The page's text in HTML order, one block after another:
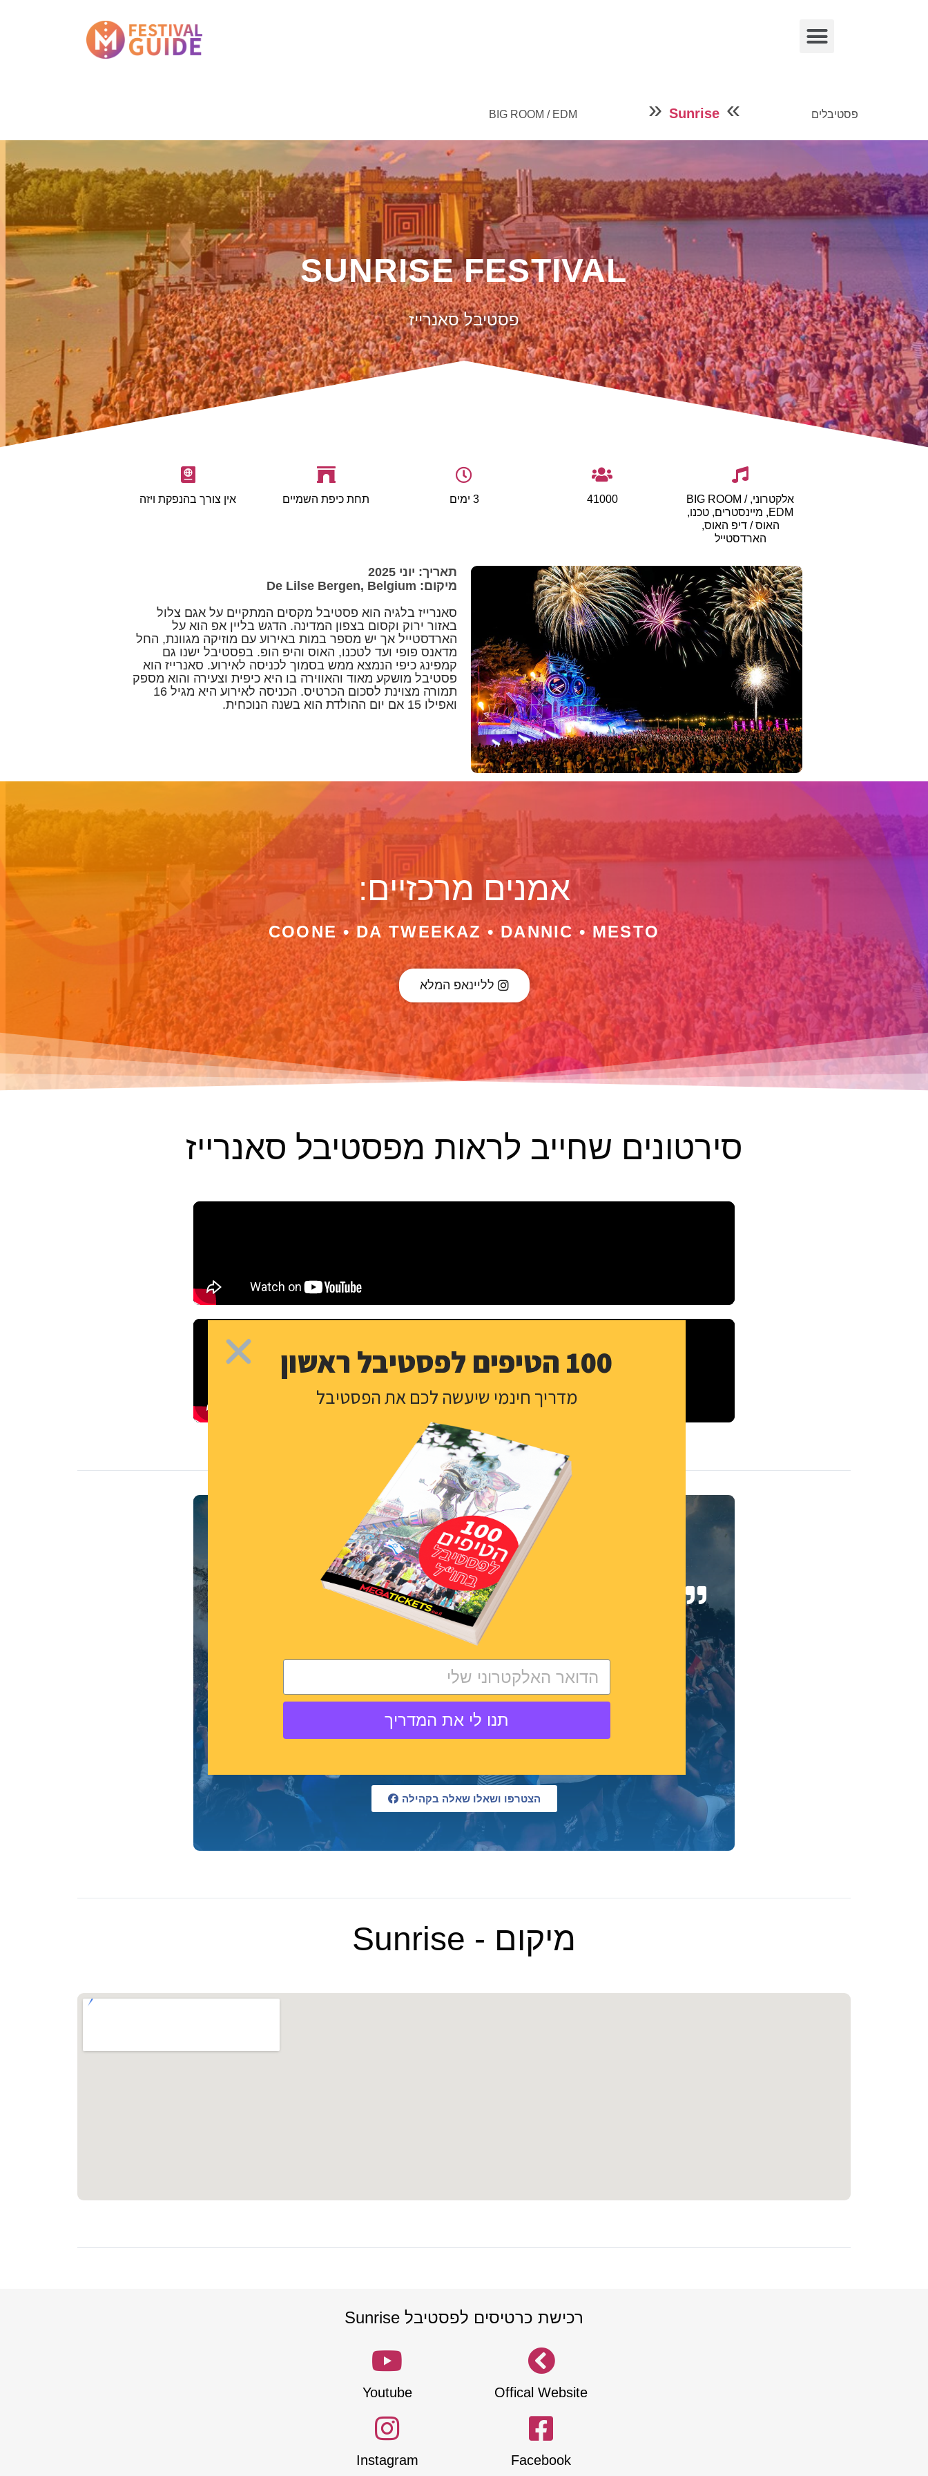
פסטיבלים »
BIG ROOM / EDM »Sunrise
SUNRISE FESTIVAL
פסטיבל סאנרייז
אלקטרוני, BIG ROOM /
EDM, מיינסטרים, טכנו,
האוס / דיפ האוס,
הארדסטייל
41000 3 ימים תחת כיפת השמיים אין צורך בהנפקת ויזה
תאריך: יוני 2025
מיקום: De Lilse Bergen, Belgium
סאנרייז בלגיה הוא פסטיבל מקסים המתקיים על אגם צלול
באזור ירוק וקסום בצפון המדינה. הדגש בליין אפ הוא על
הארדסטייל אך יש מספר במות באירוע עם מוזיקה מגוונת, החל
מדאנס פופי ועד לטכנו, האוס והיפ הופ. בפסטיבל ישנו גם
קמפינג כיפי הנמצא ממש בסמוך לכניסה לאירוע. סאנרייז הוא
פסטיבל מושקע מאוד והאווירה בו היא כיפית וצעירה והוא מספק
תמורה מצוינת לסכום הכרטיס. הכניסה לאירוע היא מגיל 16
ואפילו 15 אם יום ההולדת הוא בשנה הנוכחית.
אמנים מרכזיים:
COONE • DA TWEEKAZ • DANNIC • MESTO
לליינאפ המלא
סירטונים שחייב לראות מפסטיבל סאנרייז
טיפ זהב לפסטיבל מקהילת
RAVERS OF ISRAEL:
לבדוק את דרכי ההגעה
והחזרה – בכדי לחסוך כאבי
ראש בסוף היום או בתחילת
היום
הצטרפו ושאלו שאלה בקהילה
מיקום - Sunrise
רכישת כרטיסים לפסטיבל Sunrise
Offical Website
Youtube
Facebook
Instagram
100 הטיפים לפסטיבל ראשון
מדריך חינמי שיעשה לכם את הפסטיבל
תנו לי את המדריך